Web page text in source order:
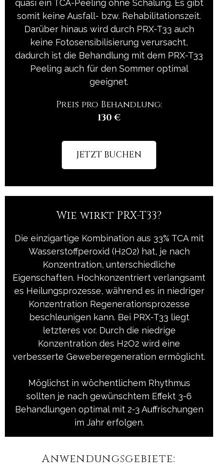
quasi ein TCA-Peeling ohne Schälung. Es gibt
somit keine Ausfall- bzw. Rehabilitationszeit.
Darüber hinaus wird durch PRX-T33 auch
keine Fotosensibilisierung verursacht,
dadurch ist die Behandlung mit dem PRX-T33
Peeling auch für den Sommer optimal
geeignet.
Preis pro Behandlung:
130 €
JETZT BUCHEN
Wie wirkt PRX-T33?
Die einzigartige Kombination aus 33% TCA mit
Wasserstoffperoxid (H2O2) hat, je nach
Konzentration, unterschiedliche
Eigenschaften. Hochkonzentriert verlangsamt
es Heilungsprozesse, während es in niedriger
Konzentration Regenerationsprozesse
beschleunigen kann. Bei PRX-T33 liegt
letzteres vor. Durch die niedrige
Konzentration des H2O2 wird eine
verbesserte Geweberegeneration ermöglicht.
Möglichst in wöchentlichem Rhythmus
sollten je nach gewünschtem Effekt 3-6
Behandlungen optimal mit 2-3 Auffrischungen
im Jahr erfolgen.
Anwendungsgebiete: ​